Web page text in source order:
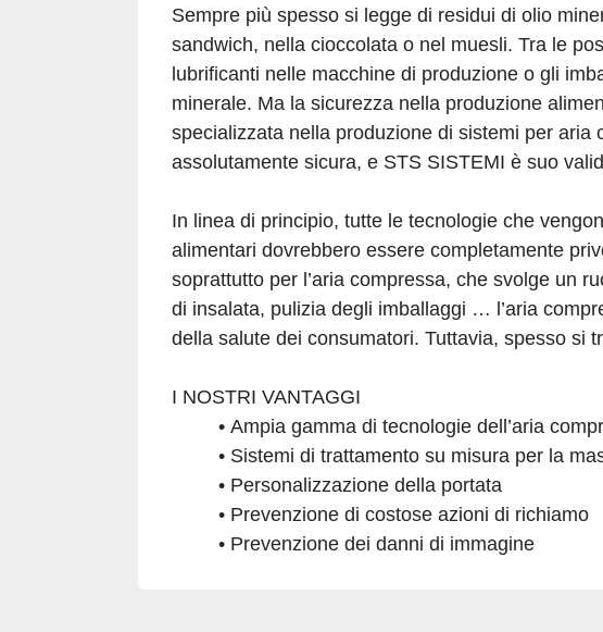
Sempre più spesso si legge di residui di olio
sandwich, nella cioccolata o nel muesli. Tra le
lubrificanti nelle macchine di produzione o gli
minerale. Ma la sicurezza nella produzione
specializzata nella produzione di sistemi per aria
assolutamente sicura, e STS SISTEMI è suo
In linea di principio, tutte le tecnologie che
alimentari dovrebbero essere completamente
soprattutto per l’aria compressa, che svolge un
di insalata, pulizia degli imballaggi … l’aria
della salute dei consumatori. Tuttavia, spesso si
I NOSTRI VANTAGGI
Ampia gamma di tecnologie dell’aria
Sistemi di trattamento su misura per la
Personalizzazione della portata
Prevenzione di costose azioni di richiamo
Prevenzione dei danni di immagine